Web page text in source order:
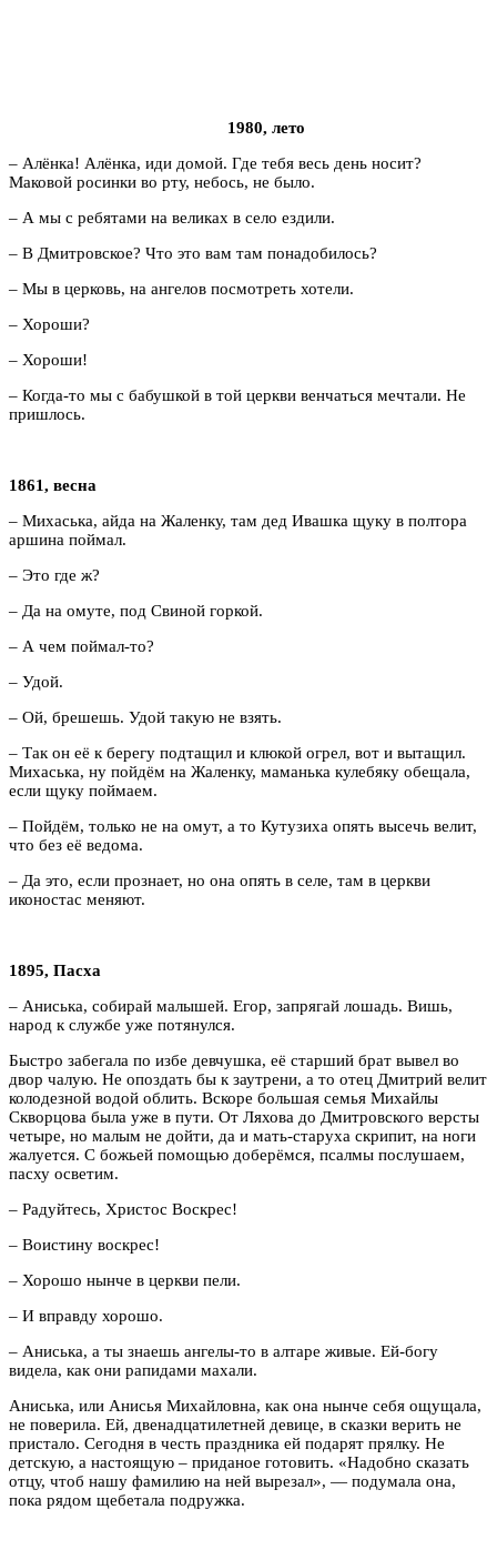
1980, лето
– Алёнка! Алёнка, иди домой. Где тебя весь день носит?
Маковой росинки во рту, небось, не было.
– А мы с ребятами на великах в село ездили.
– В Дмитровское? Что это вам там понадобилось?
– Мы в церковь, на ангелов посмотреть хотели.
– Хороши?
– Хороши!
– Когда-то мы с бабушкой в той церкви венчаться мечтали. Не
пришлось.
1861, весна
– Михаська, айда на Жаленку, там дед Ивашка щуку в полтора
аршина поймал.
– Это где ж?
– Да на омуте, под Свиной горкой.
– А чем поймал-то?
– Удой.
– Ой, брешешь. Удой такую не взять.
– Так он её к берегу подтащил и клюкой огрел, вот и вытащил.
Михаська, ну пойдём на Жаленку, маманька кулебяку обещала,
если щуку поймаем.
– Пойдём, только не на омут, а то Кутузиха опять высечь велит,
что без её ведома.
– Да это, если прознает, но она опять в селе, там в церкви
иконостас меняют.
1895, Пасха
– Аниська, собирай малышей. Егор, запрягай лошадь. Вишь,
народ к службе уже потянулся.
Быстро забегала по избе девчушка, её старший брат вывел во
двор чалую. Не опоздать бы к заутрени, а то отец Дмитрий велит
колодезной водой облить. Вскоре большая семья Михайлы
Скворцова была уже в пути. От Ляхова до Дмитровского версты
четыре, но малым не дойти, да и мать-старуха скрипит, на ноги
жалуется. С божьей помощью доберёмся, псалмы послушаем,
пасху осветим.
– Радуйтесь, Христос Воскрес!
– Воистину воскрес!
– Хорошо нынче в церкви пели.
– И вправду хорошо.
– Аниська, а ты знаешь ангелы-то в алтаре живые. Ей-богу
видела, как они рапидами махали.
Аниська, или Анисья Михайловна, как она нынче себя ощущала,
не поверила. Ей, двенадцатилетней девице, в сказки верить не
пристало. Сегодня в честь праздника ей подарят прялку. Не
детскую, а настоящую – приданое готовить. «Надобно сказать
отцу, чтоб нашу фамилию на ней вырезал», — подумала она,
пока рядом щебетала подружка.